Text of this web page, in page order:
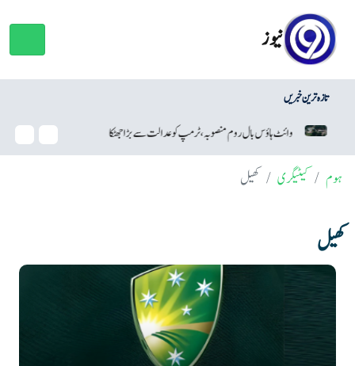
نیوز
تازہ ترین خبریں
وائٹ ہاؤس بال روم منصوبہ، ٹرمپ کو عدالت سے بڑا جھٹکا
ہوم کیٹیگری کھیل
کھیل